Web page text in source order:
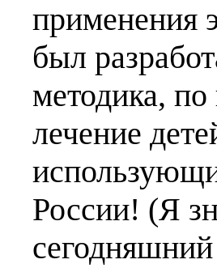
применения
был
методика,
лечение
России! (Я